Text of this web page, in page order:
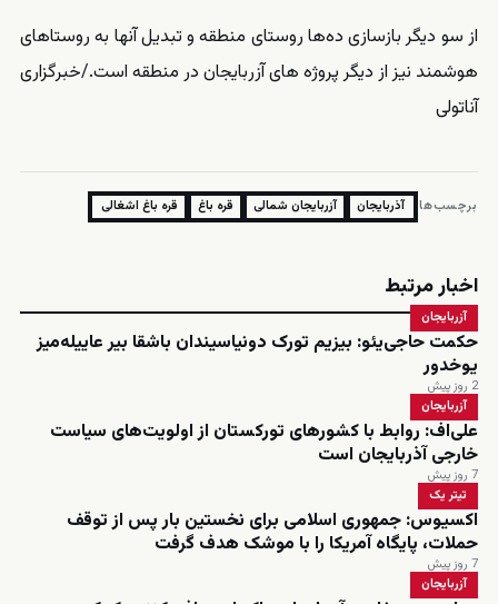
از سو دیگر بازسازی ده‌ها روستای منطقه و تبدیل آنها به روستاهای
هوشمند نیز از دیگر پروژه های آزربایجان در منطقه است./خبرگزاری
آناتولی
برچسب‌ها: آذربایجان آزربایجان شمالی قره باغ قره باغ اشغالی
اخبار مرتبط
آزربایجان
حکمت حاجی‌یئو: بیزیم تورک دونیاسیندان باشقا بیر عاییله‌میز
یوخدور
2 روز پیش
آزربایجان
علی‌اف: روابط با کشورهای تورکستان از اولویت‌های سیاست
خارجی آذربایجان است
7 روز پیش
تیتر یک
اکسیوس: جمهوری اسلامی برای نخستین بار پس از توقف
حملات، پایگاه آمریکا را با موشک هدف گرفت
7 روز پیش
آزربایجان